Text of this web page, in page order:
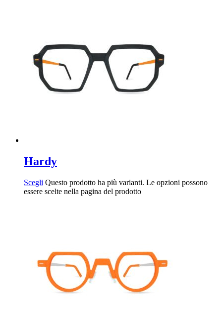
Hardy
Scegli Questo prodotto ha più varianti. Le opzioni possono
essere scelte nella pagina del prodotto